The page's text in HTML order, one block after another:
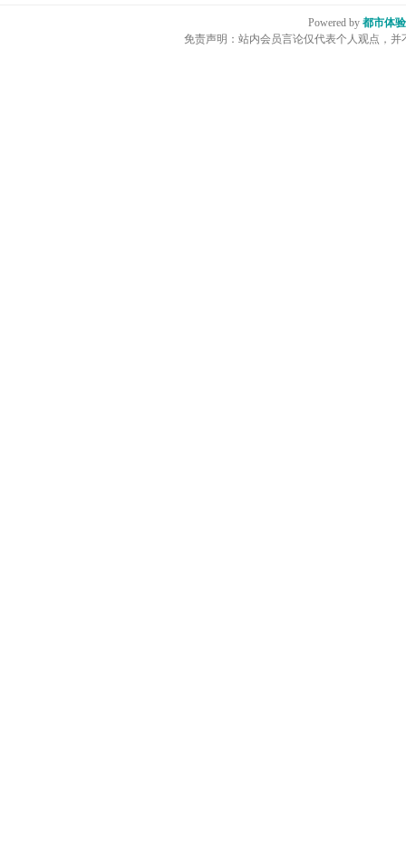
Powered by 都市体
免责声明：站内会员言论仅代表个人观点，